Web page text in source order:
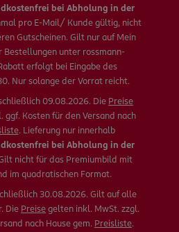
bei Abholung in der
pro E-Mail/ Kunde gültig, nicht
Gutscheinen. Gilt nur auf Mein
Bestellungen unter rossmann-
erfolgt bei Eingabe des
Nur solange der Vorrat reicht.
09.08.2026. Die Preise
ggf. Kosten für den Versand nach
. Lieferung nur innerhalb
bei Abholung in der
nicht für das Premiumbild mit
im quadratischen Format.
30.08.2026. Gilt auf alle
Die Preise gelten inkl. MwSt. zzgl.
nach Hause gem. Preisliste.